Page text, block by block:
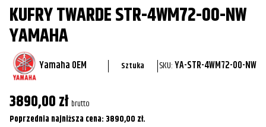
KUFRY TWARDE STR-4WM72-00-NW
YAMAHA
Yamaha OEM Sztuka SKU:YA-STR-4WM72-00-NW
3890,00zł brutto
Poprzednia najniższa cena: 3890,00 zł.